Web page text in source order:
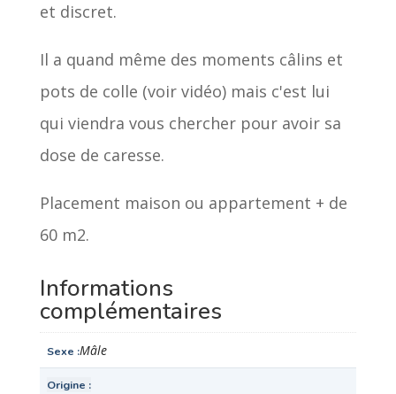
et discret.
Il a quand même des moments câlins et
pots de colle (voir vidéo) mais c'est lui
qui viendra vous chercher pour avoir sa
dose de caresse.
Placement maison ou appartement + de
60 m2.
Informations
complémentaires
Sexe Mâle
Origine